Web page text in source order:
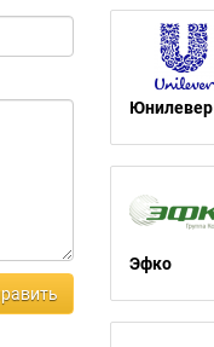
Юнилевер
Эфко